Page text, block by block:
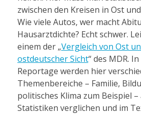
zwischen den Kreisen in Ost
Wie viele Autos, wer macht
Hausarztdichte? Echt schwer.
einem der „Vergleich von Ost
ostdeutscher Sicht“ des MDR.
Reportage werden hier
Themenbereiche – Familie,
politisches Klima zum Beispiel
Statistiken verglichen und im